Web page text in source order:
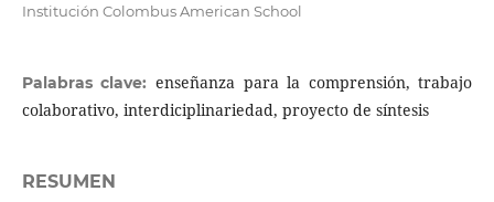
Institución Colombus American School
Palabras clave: enseñanza para la comprensión, trabajo
colaborativo, interdiciplinariedad, proyecto de síntesis
RESUMEN